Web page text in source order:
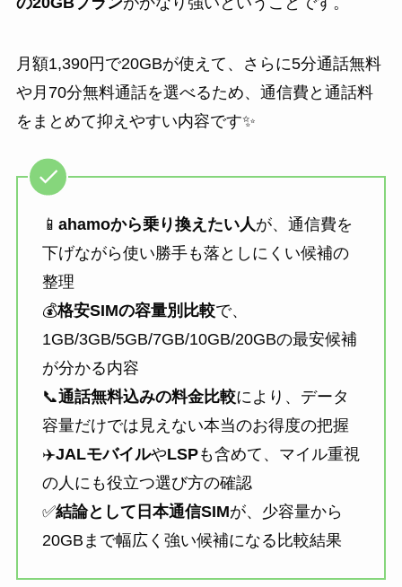
月額1,390円で20GBが使えて、さらに5分通話無料
や月70分無料通話を選べるため、通信費と通話料
をまとめて抑えやすい内容です✨
📱 ahamoから乗り換えたい人が、通信費を
下げながら使い勝手も落としにくい候補の
整理
💰格安SIMの容量別比較で、
1GB/3GB/5GB/7GB/10GB/20GBの最安候補
が分かる内容
📞通話無料込みの料金比較により、データ
容量だけでは見えない本当のお得度の把握
✈️JALモバイルやLSPも含めて、マイル重視
の人にも役立つ選び方の確認
✅結論として日本通信SIMが、少容量から
20GBまで幅広く強い候補になる比較結果